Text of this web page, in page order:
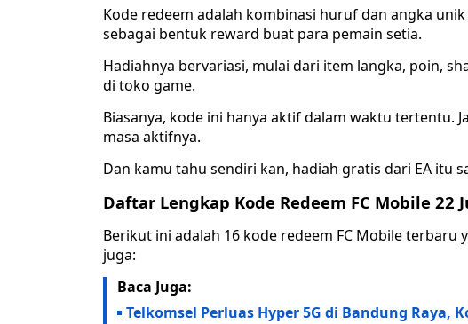
Kode redeem adalah kombinasi huruf dan angka
sebagai bentuk reward buat para pemain setia.
Hadiahnya bervariasi, mulai dari item langka, poin,
di toko game.
Biasanya, kode ini hanya aktif dalam waktu tertentu.
masa aktifnya.
Dan kamu tahu sendiri kan, hadiah gratis dari EA itu
Daftar Lengkap Kode Redeem FC Mobile 22
Berikut ini adalah 16 kode redeem FC Mobile
juga:
Baca Juga:
Telkomsel Perluas Hyper 5G di Bandung Raya,